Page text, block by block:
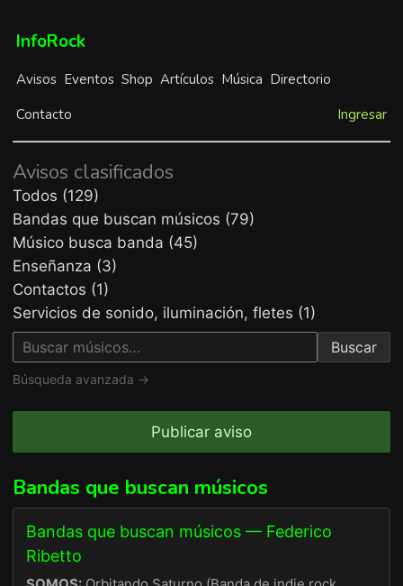
InfoRock
Avisos Eventos Shop Artículos Música Directorio
Contacto
Ingresar
Avisos clasificados
Todos (129)
Bandas que buscan músicos (79)
Músico busca banda (45)
Enseñanza (3)
Contactos (1)
Servicios de sonido, iluminación, fletes (1)
Buscar
Búsqueda avanzada →
Publicar aviso
Bandas que buscan músicos
Bandas que buscan músicos — Federico
Ribetto